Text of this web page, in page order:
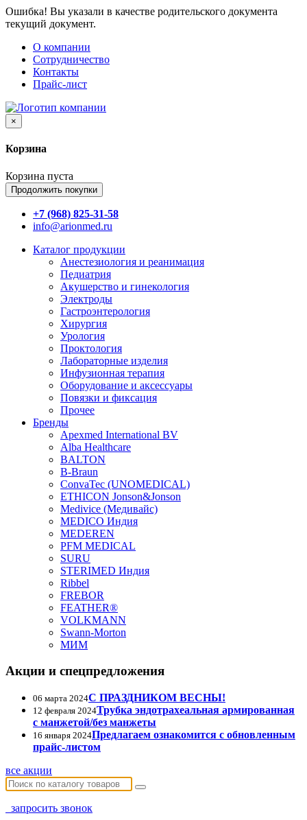
Ошибка! Вы указали в качестве родительского документа
текущий документ.
О компании
Сотрудничество
Контакты
Прайс-лист
×
Корзина
Корзина пуста
Продолжить покупки
+7 (968) 825-31-58
info@arionmed.ru
Каталог продукции
Анестезиология и реанимация
Педиатрия
Акушерство и гинекология
Электроды
Гастроэнтерология
Хирургия
Урология
Проктология
Лабораторные изделия
Инфузионная терапия
Оборудование и аксессуары
Повязки и фиксация
Прочее
Бренды
Apexmed International BV
Alba Healthcare
BALTON
B-Braun
ConvaTec (UNOMEDICAL)
ETHICON Jonson&Jonson
Medivice (Медивайс)
MEDICO Индия
MEDEREN
PFM MEDICAL
SURU
STERIMED Индия
Ribbel
FREBOR
FEATHER®
VOLKMANN
Swann-Morton
МИМ
Акции и спецпредложения
06 марта 2024С ПРАЗДНИКОМ ВЕСНЫ!
12 февраля 2024Трубка эндотрахеальная армированная
с манжетой/без манжеты
16 января 2024Предлагаем ознакомится с обновленным
прайс-листом
все акции
запросить звонок